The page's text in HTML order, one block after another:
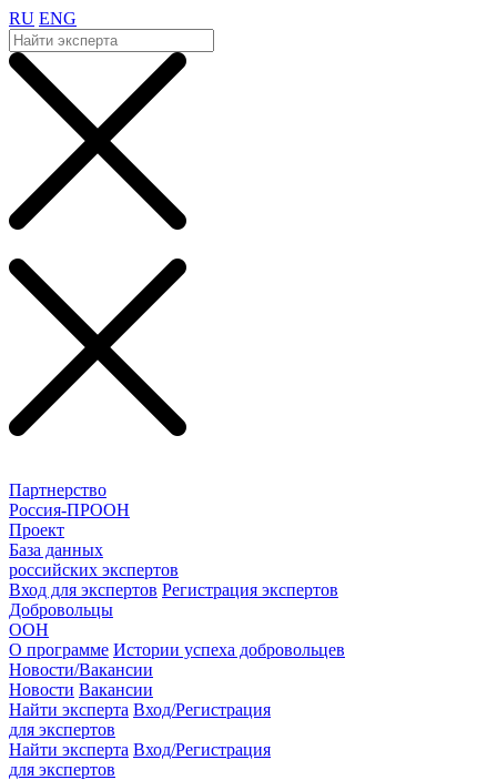
RU ENG
Партнерство
Россия-ПРООН
Проект
База данных
российских экспертов
Вход для экспертов Регистрация экспертов
Добровольцы
ООН
О программе Истории успеха добровольцев
Новости/Вакансии
Новости Вакансии
Найти эксперта Вход/Регистрация
для экспертов
Найти эксперта Вход/Регистрация
для экспертов